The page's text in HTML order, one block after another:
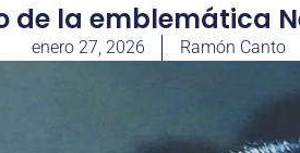
de la emblemática
enero 27, 2026 Ramón Canto